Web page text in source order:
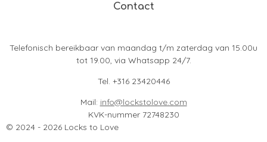
Contact
Telefonisch bereikbaar van maandag t/m zaterdag van 15.00u
tot 19.00, via Whatsapp 24/7.
Tel. +316 23420446
Mail: info@lockstolove.com
KVK-nummer 72748230
© 2024 - 2026 Locks to Love